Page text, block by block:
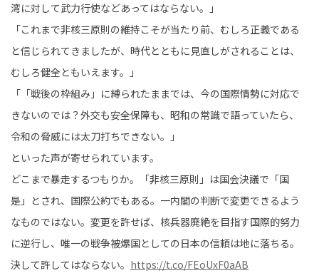
湾に対して武力行使などあってはならない。」
「これまで非核三原則の維持こそが当たり前、むしろ正義である
と信じられてきましたが、時代とともに見直しがされることは、
むしろ健全ともいえます。」
「「戦後の枠組み」に縛られたままでは、今の国際情勢に対応で
きないのでは？外交も安全保障も、昭和の常識で語っていたら、
令和の脅威には太刀打ちできない。」
といった声が寄せられています。
どこまで暴走するつもりか。「非核三原則」は国会決議で「国
是」とされ、国際公約でもある。一内閣の判断で変更できるよう
なものではない。変更を許せば、核兵器廃絶を目指す国際的努力
に逆行し、唯一の戦争被爆国としての日本の信頼は地に落ちる。
決して許してはならない。 https://t.co/FEoUxF0aAB